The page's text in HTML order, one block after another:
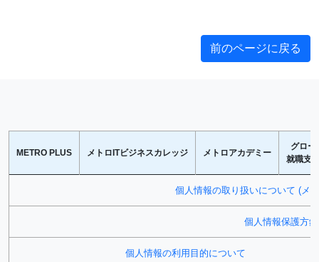
前のページに戻る
METRO PLUS メトロITビジネスカレッジ メトロアカデミー
グロー
就職支
個人情報の取り扱いについて (メ
個人情報保護方針
個人情報の利用目的について